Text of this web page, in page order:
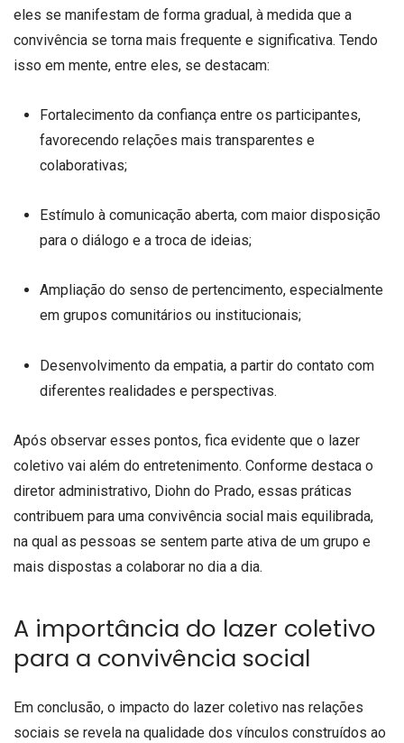
eles se manifestam de forma gradual, à medida que a
convivência se torna mais frequente e significativa. Tendo
isso em mente, entre eles, se destacam:
Fortalecimento da confiança entre os participantes,
favorecendo relações mais transparentes e
colaborativas;
Estímulo à comunicação aberta, com maior disposição
para o diálogo e a troca de ideias;
Ampliação do senso de pertencimento, especialmente
em grupos comunitários ou institucionais;
Desenvolvimento da empatia, a partir do contato com
diferentes realidades e perspectivas.
Após observar esses pontos, fica evidente que o lazer
coletivo vai além do entretenimento. Conforme destaca o
diretor administrativo, Diohn do Prado, essas práticas
contribuem para uma convivência social mais equilibrada,
na qual as pessoas se sentem parte ativa de um grupo e
mais dispostas a colaborar no dia a dia.
A importância do lazer coletivo
para a convivência social
Em conclusão, o impacto do lazer coletivo nas relações
sociais se revela na qualidade dos vínculos construídos ao